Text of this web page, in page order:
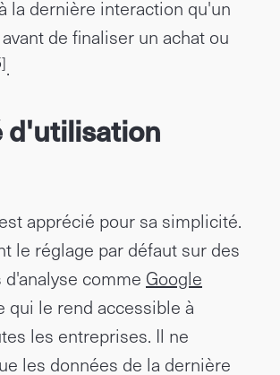
la dernière interaction qu'un
de finaliser un achat ou
.
d'utilisation
apprécié pour sa simplicité.
le réglage par défaut sur des
comme Google
qui le rend accessible à
les entreprises. Il ne
les données de la dernière